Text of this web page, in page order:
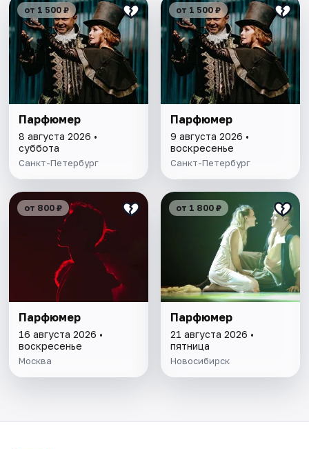
от 1 500 ₽
Парфюмер
8 августа 2026 •
суббота
Санкт-Петербург
от 1 500 ₽
Парфюмер
9 августа 2026 •
воскресенье
Санкт-Петербург
от 800 ₽
Парфюмер
16 августа 2026 •
воскресенье
Москва
от 1 800 ₽
Парфюмер
21 августа 2026 •
пятница
Новосибирск